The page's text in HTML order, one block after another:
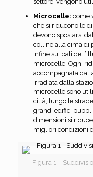
settore, vengono
Microcelle: come
che si riducono le
devono spostarsi
colline alla cima di
infine sui pali
microcelle. Ogni
accompagnata
irradiata dalla
microcelle sono
città, lungo le
grandi edifici
dimensioni si
migliori condizioni
Figura 1 –